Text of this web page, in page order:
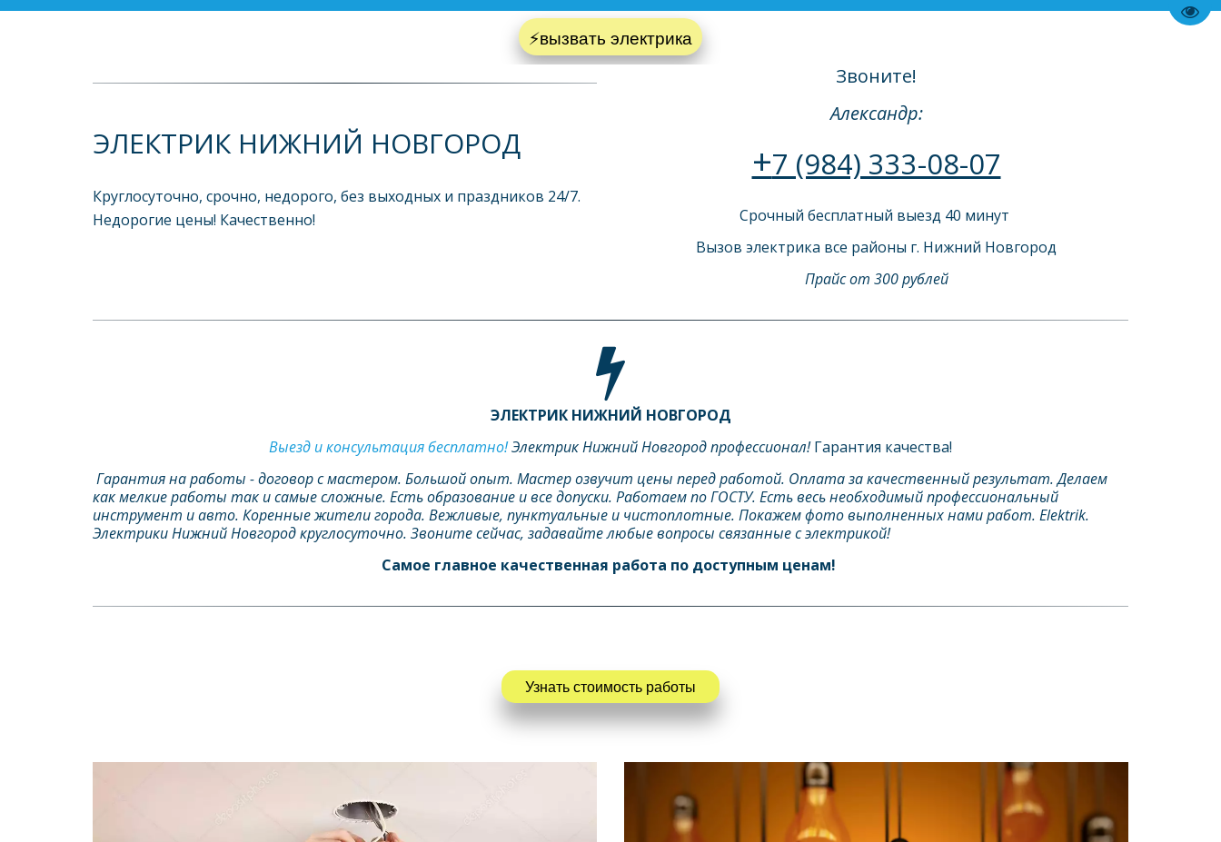
⚡вызвать электрика
ЭЛЕКТРИК НИЖНИЙ НОВГОРОД
Круглосуточно, срочно, недорого, без выходных и праздников 24/7.
Недорогие цены! Качественно!
Звоните!
Александр:
+7 (984) 333-08-07
Срочный бесплатный выезд 40 минут
Вызов электрика все районы г. Нижний Новгород
Прайс от 300 рублей
ЭЛЕКТРИК НИЖНИЙ НОВГОРОД
Выезд и консультация бесплатно! Электрик Нижний Новгород профессионал! Гарантия качества!
Гарантия на работы - договор с мастером. Большой опыт. Мастер озвучит цены перед работой. Оплата за качественный результат. Делаем
как мелкие работы так и самые сложные. Есть образование и все допуски. Работаем по ГОСТУ. Есть весь необходимый профессиональный
инструмент и авто. Коренные жители города. Вежливые, пунктуальные и чистоплотные. Покажем фото выполненных нами работ. Elektrik.
Электрики Нижний Новгород круглосуточно. Звоните сейчас, задавайте любые вопросы связанные с электрикой!
Самое главное качественная работа по доступным ценам!
Узнать стоимость работы